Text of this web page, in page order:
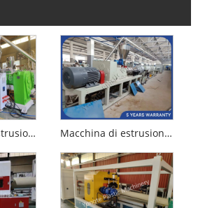
Macchina per estrusione di tubi in PVC Yongte Macchina di estrusione del tubo in PVC 160-315 mm